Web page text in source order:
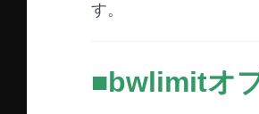
k
す。
■bwlimitオ